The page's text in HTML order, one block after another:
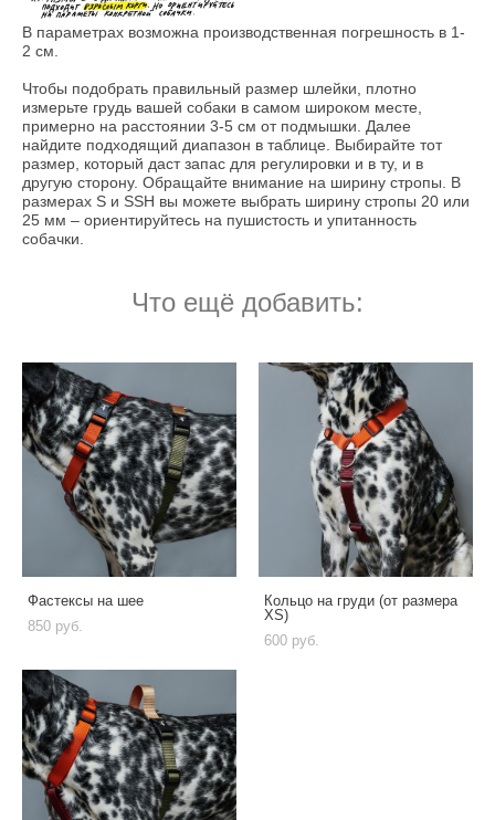
В параметрах возможна производственная погрешность в 1-
2 см.
Чтобы подобрать правильный размер шлейки, плотно
измерьте грудь вашей собаки в самом широком месте,
примерно на расстоянии 3-5 см от подмышки. Далее
найдите подходящий диапазон в таблице. Выбирайте тот
размер, который даст запас для регулировки и в ту, и в
другую сторону. Обращайте внимание на ширину стропы. В
размерах S и SSH вы можете выбрать ширину стропы 20 или
25 мм – ориентируйтесь на пушистость и упитанность
собачки.
Что ещё добавить:
Фастексы на шее
850 pуб.
Кольцо на груди (от размера
XS)
600 pуб.